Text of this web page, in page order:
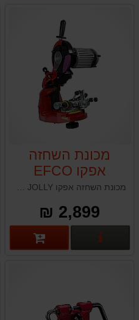
מכונת השחזה
אפקו EFCO
SUPER JOLLY
2,899 ₪
פרטים נוספים